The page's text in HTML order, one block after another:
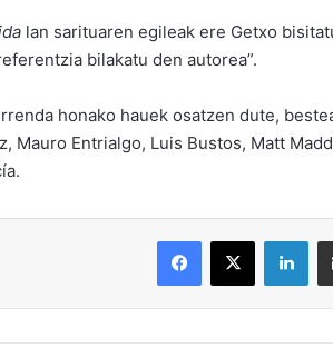
lan sarituaren egileak ere Getxo
bilakatu den autorea”.
honako hauek osatzen dute,
Mauro Entrialgo, Luis Bustos, Matt